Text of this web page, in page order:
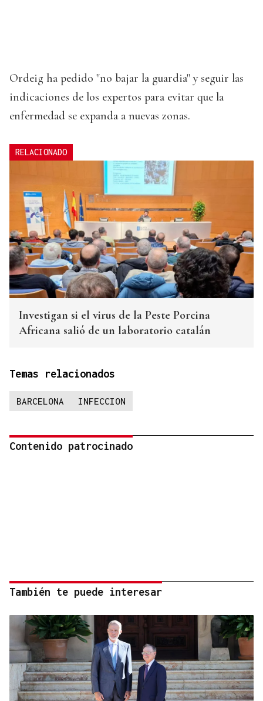
Ordeig ha pedido "no bajar la guardia" y seguir las
indicaciones de los expertos para evitar que la
enfermedad se expanda a nuevas zonas.
RELACIONADO
Investigan si el virus de la Peste Porcina
Africana salió de un laboratorio catalán
Temas relacionados
BARCELONA INFECCION
Contenido patrocinado
También te puede interesar